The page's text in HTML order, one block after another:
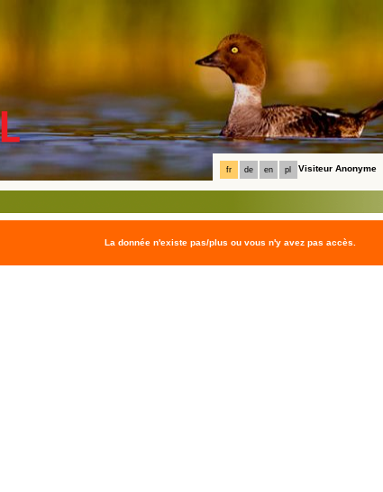
fr de en pl Visiteur Anonyme
La donnée n'existe pas/plus ou vous n'y avez pas accès.